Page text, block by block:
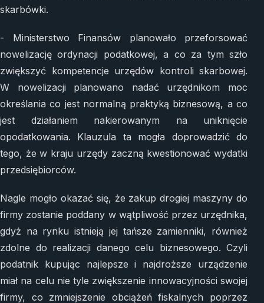
skarbówki.
- Ministerstwo Finansów planowało przeforsować
nowelizację ordynacji podatkowej, a co za tym szło
zwiększyć kompetencje urzędów kontroli skarbowej.
W nowelizacji planowano nadać urzędnikom moc
określania co jest normalną praktyką biznesową, a co
jest działaniem nakierowanym na uniknięcie
opodatkowania. Klauzula ta mogła doprowadzić do
tego, że w kraju urzędy zaczną kwestionować wydatki
przedsiębiorców.
Nagle mogło okazać się, że zakup drogiej maszyny do
firmy zostanie poddany w wątpliwość przez urzędnika,
gdyż na rynku istnieją jej tańsze zamienniki, również
zdolne do realizacji danego celu biznesowego. Czyli
podatnik kupując najlepsze i najdroższe urządzenie
miał na celu nie tyle zwiększenie innowacyjności swojej
firmy, co zmniejszenie obciążeń fiskalnych poprzez